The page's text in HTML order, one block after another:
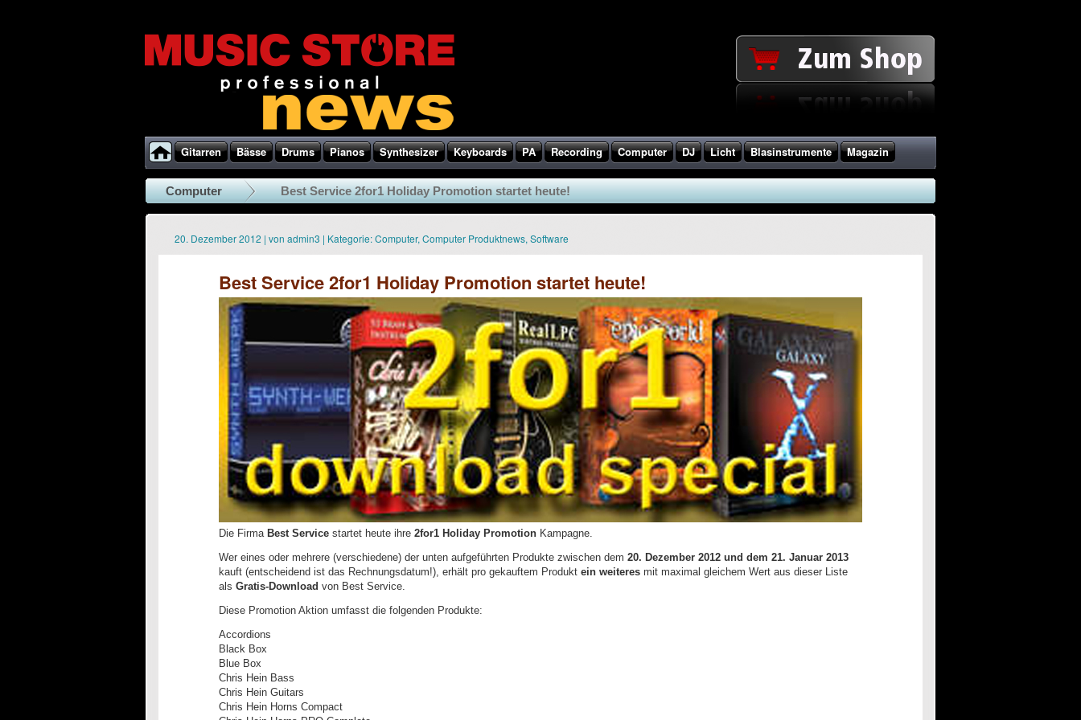
Gitarren Bässe Drums Pianos Synthesizer Keyboards PA Recording Computer DJ Licht Blasinstrumente Magazin
Computer Best Service 2for1 Holiday Promotion startet heute!
20. Dezember 2012 | von admin3 | Kategorie:Computer, Computer Produktnews, Software
Best Service 2for1 Holiday Promotion startet heute!
Die Firma Best Service startet heute ihre 2for1 Holiday Promotion Kampagne.
Wer eines oder mehrere (verschiedene) der unten aufgeführten Produkte zwischen dem 20. Dezember 2012 und dem 21. Januar 2013
kauft (entscheidend ist das Rechnungsdatum!), erhält pro gekauftem Produkt ein weiteres mit maximal gleichem Wert aus dieser Liste
als Gratis-Download von Best Service.
Diese Promotion Aktion umfasst die folgenden Produkte:
Accordions
Black Box
Blue Box
Chris Hein Bass
Chris Hein Guitars
Chris Hein Horns Compact